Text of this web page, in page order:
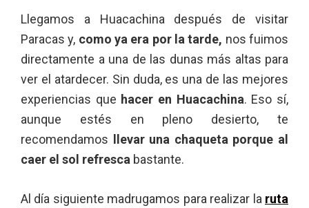
Llegamos a Huacachina después de visitar
Paracas y, como ya era por la tarde, nos fuimos
directamente a una de las dunas más altas para
ver el atardecer. Sin duda, es una de las mejores
experiencias que hacer en Huacachina. Eso sí,
aunque estés en pleno desierto, te
recomendamos llevar una chaqueta porque al
caer el sol refresca bastante.
Al día siguiente madrugamos para realizar la ruta